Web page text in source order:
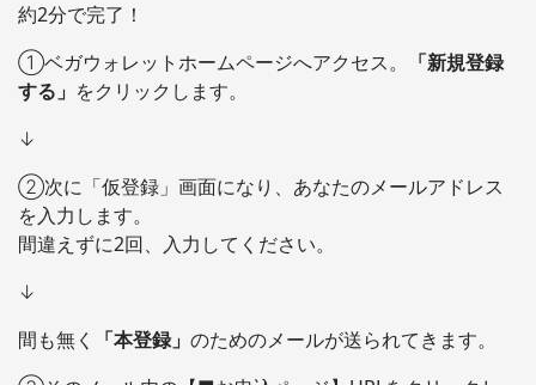
約2分で完了！
①ベガウォレットホームページへアクセス。
「新規登録
する」 をクリックします。
↓
②次に「仮登録」画面になり、あなたのメールアドレス
を入力します。
間違えずに2回、入力してください。
↓
間も無く
「本登録」 のためのメールが送られてきます。